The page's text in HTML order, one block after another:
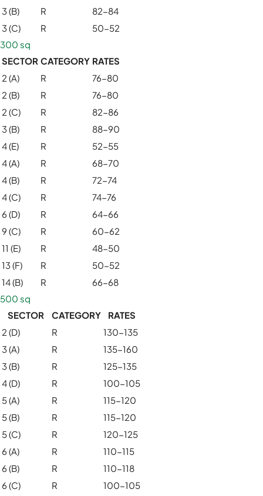
3 (B)
R
82-84
3 (C)
R
50-52
300 sq
SECTOR CATEGORY RATES
2 (A)
R
76-80
2 (B)
R
76-80
2 (C)
R
82-86
3 (B)
R
88-90
4 (E)
R
52-55
4 (A)
R
68-70
4 (B)
R
72-74
4 (C)
R
74-76
6 (D)
R
64-66
9 (C)
R
60-62
11 (E)
R
48-50
13 (F)
R
50-52
14 (B)
R
66-68
500 sq
SECTOR
CATEGORY
RATES
2 (D)
R
130-135
3 (A)
R
135-160
3 (B)
R
125-135
4 (D)
R
100-105
5 (A)
R
115-120
5 (B)
R
115-120
5 (C)
R
120-125
6 (A)
R
110-115
6 (B)
R
110-118
6 (C)
R
100-105